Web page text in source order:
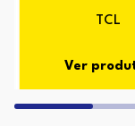
TCL
Ver